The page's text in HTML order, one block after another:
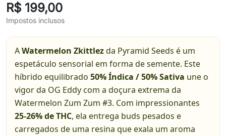
R$ 199,00
Impostos inclusos
AWatermelon Zkittlezda Pyramid Seeds é um
espetáculo sensorial em forma de semente. Este
híbrido equilibrado 50% Índica / 50% Sativa une o
vigor da OG Eddy com a doçura extrema da
Watermelon Zum Zum #3. Com impressionantes
25-26% de THC, ela entrega buds pesados e
carregados de uma resina que exala um aroma